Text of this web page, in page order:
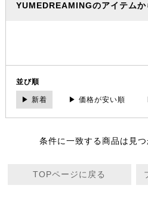
YUMEDREAMINGのアイテムか
並び順
▶ 新着 ▶ 価格が安い順
条件に一致する商品は見つ
TOPページに戻る